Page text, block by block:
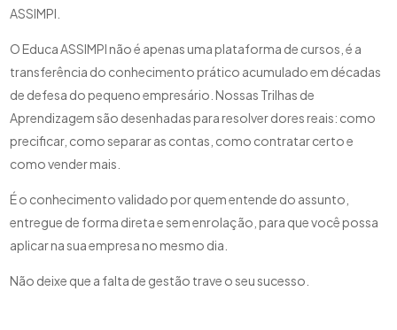
ASSIMPI.
O Educa ASSIMPI não é apenas uma plataforma de cursos, é a
transferência do conhecimento prático acumulado em décadas
de defesa do pequeno empresário. Nossas Trilhas de
Aprendizagem são desenhadas para resolver dores reais: como
precificar, como separar as contas, como contratar certo e
como vender mais.
É o conhecimento validado por quem entende do assunto,
entregue de forma direta e sem enrolação, para que você possa
aplicar na sua empresa no mesmo dia.
Não deixe que a falta de gestão trave o seu sucesso.